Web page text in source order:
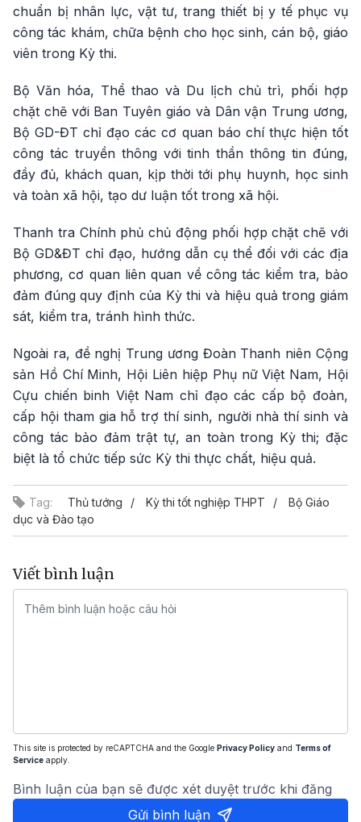
chuẩn bị nhân lực, vật tư, trang thiết bị y tế phục vụ
công tác khám, chữa bệnh cho học sinh, cán bộ, giáo
viên trong Kỳ thi.
Bộ Văn hóa, Thể thao và Du lịch chủ trì, phối hợp
chặt chẽ với Ban Tuyên giáo và Dân vận Trung ương,
Bộ GD-ĐT chỉ đạo các cơ quan báo chí thực hiện tốt
công tác truyền thông với tinh thần thông tin đúng,
đầy đủ, khách quan, kịp thời tới phụ huynh, học sinh
và toàn xã hội, tạo dư luận tốt trong xã hội.
Thanh tra Chính phủ chủ động phối hợp chặt chẽ với
Bộ GD&ĐT chỉ đạo, hướng dẫn cụ thể đối với các địa
phương, cơ quan liên quan về công tác kiểm tra, bảo
đảm đúng quy định của Kỳ thi và hiệu quả trong giám
sát, kiểm tra, tránh hình thức.
Ngoài ra, đề nghị Trung ương Đoàn Thanh niên Cộng
sản Hồ Chí Minh, Hội Liên hiệp Phụ nữ Việt Nam, Hội
Cựu chiến binh Việt Nam chỉ đạo các cấp bộ đoàn,
cấp hội tham gia hỗ trợ thí sinh, người nhà thí sinh và
công tác bảo đảm trật tự, an toàn trong Kỳ thi; đặc
biệt là tổ chức tiếp sức Kỳ thi thực chất, hiệu quả.
Tag: Thủ tướng Kỳ thi tốt nghiệp THPT
Bộ Giáo
dục và Đào tạo
Viết bình luận
This site is protected by reCAPTCHA and the Google Privacy Policy and Terms of
Service apply.
Bình luận của bạn sẽ được xét duyệt trước khi đăng
Gửi bình luận